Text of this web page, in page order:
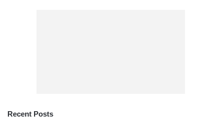
Recent Posts